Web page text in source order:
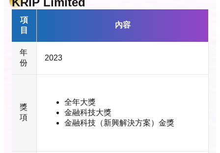
項
目
內容
年
份
2023
獎
項
全年大獎
金融科技大獎
金融科技（新興解決方案）金獎